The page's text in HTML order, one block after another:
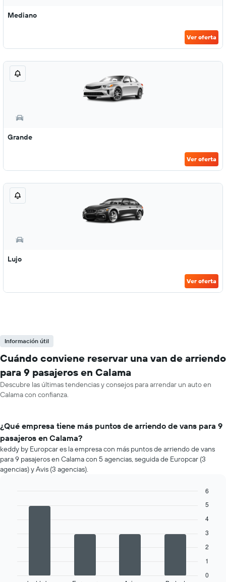
Mediano
Ver oferta
Grande
Ver oferta
Lujo
Ver oferta
Información útil
Cuándo conviene reservar una van de arriendo
para 9 pasajeros en Calama
Descubre las últimas tendencias y consejos para arrendar un auto en
Calama con confianza.
¿Qué empresa tiene más puntos de arriendo de vans para 9
pasajeros en Calama?
keddy by Europcar es la empresa con más puntos de arriendo de vans
para 9 pasajeros en Calama con 5 agencias, seguida de Europcar (3
agencias) y Avis (3 agencias).
gráfico
graphic.
0
1
2
3
4
5
6